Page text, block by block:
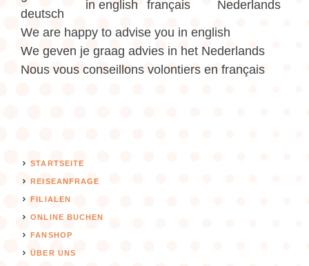
We are happy to advise you in english
We geven je graag advies in het Nederlands
Nous vous conseillons volontiers en français
STARTSEITE
REISEANFRAGE
FILIALEN
ONLINE BUCHEN
FANSHOP
ÜBER UNS